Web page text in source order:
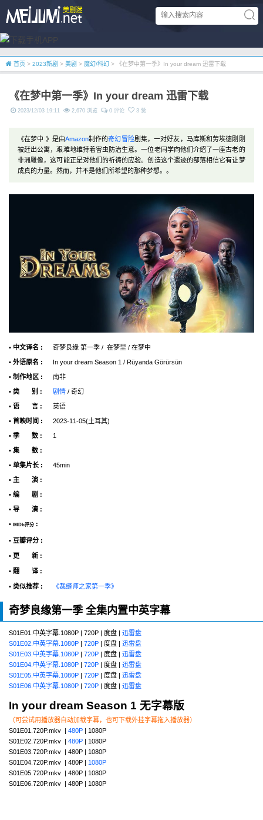
首页 > 2023新剧 > 美剧 > 魔幻/科幻 > 《在梦中第一季》In your dream 迅雷下载
《在梦中第一季》In your dream 迅雷下载
2023/12/03 19:11 2,670 浏览 0 评论 3 赞
《在梦中 》是由Amazon制作的奇幻冒险剧集，一对好友，马库斯和劳埃德刚刚
被赶出公寓，艰难地维持着害虫防治生意。一位老同学向他们介绍了一座古老的
非洲雕像，这可能正是对他们的祈祷的应验。创造这个遗迹的部落相信它有让梦
成真的力量。然而，并不是他们所希望的那种梦想。。
• 中文译名 : 奇梦良缘 第一季 / 在梦里 / 在梦中
• 外语原名 : In your dream Season 1 / Rüyanda Görürsün
• 制作地区 : 南非
• 类 别 : 剧情 / 奇幻
• 语 言 : 英语
• 首映时间 : 2023-11-05(土耳其)
• 季 数 : 1
• 集 数 :
• 单集片长 : 45min
• 主 演 :
• 编 剧 :
• 导 演 :
• IMDb评分 :
• 豆瓣评分 :
• 更 新 :
• 翻 译 :
• 类似推荐 : 《裁缝师之家第一季》
奇梦良缘第一季 全集内置中英字幕
S01E01.中英字幕.1080P | 720P | 度盘 | 迅雷盘
S01E02.中英字幕.1080P | 720P | 度盘 | 迅雷盘
S01E03.中英字幕.1080P | 720P | 度盘 | 迅雷盘
S01E04.中英字幕.1080P | 720P | 度盘 | 迅雷盘
S01E05.中英字幕.1080P | 720P | 度盘 | 迅雷盘
S01E06.中英字幕.1080P | 720P | 度盘 | 迅雷盘
In your dream Season 1 无字幕版
（可尝试用播放器自动加载字幕，也可下载外挂字幕拖入播放器）
S01E01.720P.mkv | 480P | 1080P
S01E02.720P.mkv | 480P | 1080P
S01E03.720P.mkv | 480P | 1080P
S01E04.720P.mkv | 480P | 1080P
S01E05.720P.mkv | 480P | 1080P
S01E06.720P.mkv | 480P | 1080P